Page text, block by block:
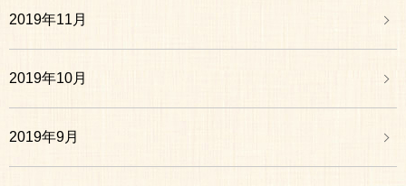
2019年11月
2019年10月
2019年9月